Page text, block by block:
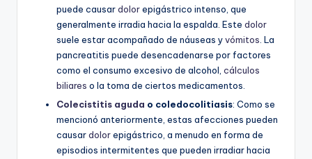
puede causardolorepigástrico intenso, que
generalmente irradia hacia la espalda. Este dolor
suele estar acompañado de náuseas yvómitos . La
pancreatitis puede desencadenarse por factores
como el consumo excesivo de alcohol, cálculos
biliares o la toma de ciertos medicamentos.
Colecistitis aguda o coledocolitiasis: Como se
mencionó anteriormente, estas afecciones pueden
causardolorepigástrico, a menudo en forma de
episodios intermitentes que pueden irradiar hacia